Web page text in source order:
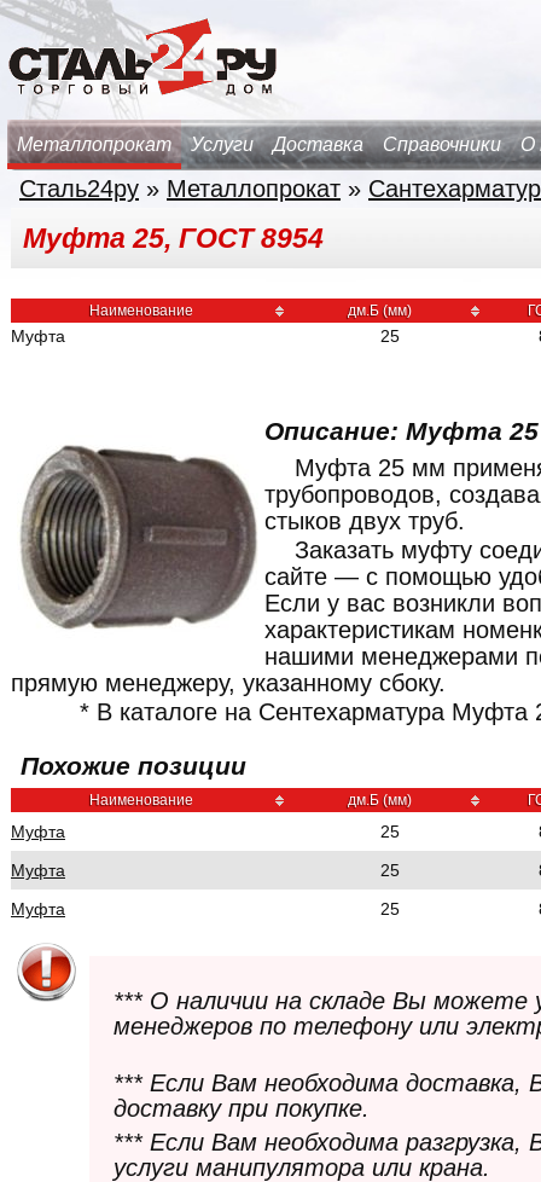
Металлопрокат Услуги Доставка Справочники О
Сталь24ру » Металлопрокат »
Муфта 25, ГОСТ 8954
Наименование дм.Б (мм)
Муфта 25
Описание: Муфта
Муфта 25 мм
трубопроводов,
стыков двух труб.
Заказать муфту
сайте — с помощью
Если у вас возникли
характеристикам
нашими менеджерами
прямую менеджеру, указанному сбоку.
* В каталоге на Сентехарматура Муфта
Похожие позиции
Наименование дм.Б (мм)
Муфта 25
Муфта
25
Муфта
25
*** О наличии на складе Вы можете
менеджеров по телефону или
*** Если Вам необходима
доставку при покупке.
*** Если Вам необходима
услуги манипулятора или крана.